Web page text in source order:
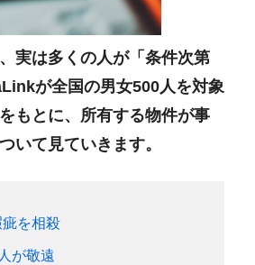
実は多くの人が「条件次第
が全国の男女500人を対象
もとに、所有する物件が事
いて見ていきます。
を相殺
が敬遠